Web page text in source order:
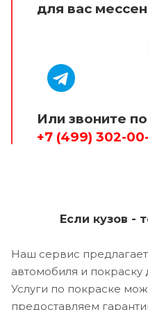
для вас
Или звоните
+7 (499) 302-
Если кузов -
Наш сервис
автомобиля и покраску
Услуги по покраске
предоставляем